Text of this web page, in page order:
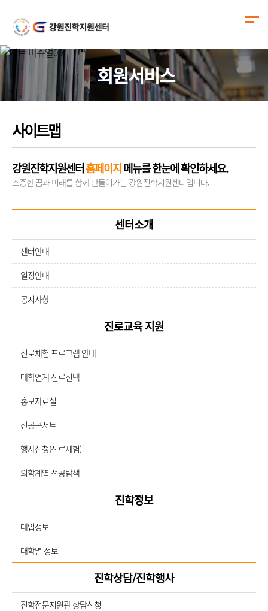
회원서비스
사이트맵
강원진학지원센터홈페이지메뉴를 한눈에 확인하세요.
소중한 꿈과 미래를 함께 만들어가는 강원진학지원센터입니다.
센터소개
센터안내
일정안내
공지사항
진로교육 지원
진로체험 프로그램 안내
대학연계 진로선택
홍보자료실
전공콘서트
행사신청(진로체험)
의학계열 전공탐색
진학정보
대입정보
대학별 정보
진학상담/진학행사
진학전문지원관 상담신청